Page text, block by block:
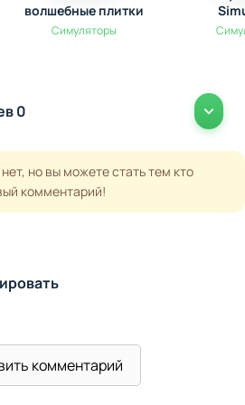
волшебные плитки
Симуляторы
0
но вы можете стать тем кто
комментарий!
комментарий